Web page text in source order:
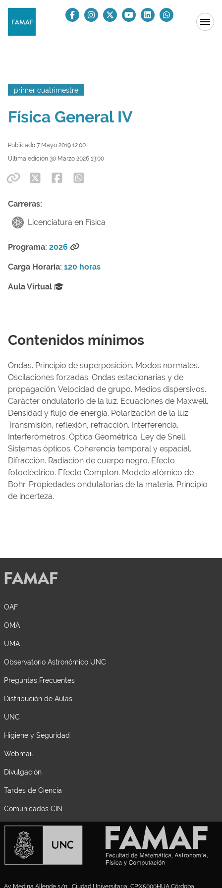
primer cuatrimestre
Física General IV
Publicado 7 Mayo 2019 12:00
Última edición 30 Marzo 2026 13:00
Carreras:
Licenciatura en Física
Programa: 2026
Carga Horaria: 120 horas
Aula Virtual
Contenidos mínimos
Ondas. Principio de superposición. Modos normales.
Oscilaciones forzadas. Ondas estacionarias y de
propagación. Velocidad de grupo. Medios dispersivos.
Carácter ondulatorio de la luz. Ecuaciones de Maxwell.
Densidad y flujo de energía. Polarización de la luz.
Transmisión, reflexión, refracción. Interferencia.
Interferómetros. Óptica Geométrica. Ley de Snell.
Sistemas ópticos. Coherencia temporal y espacial.
Difracción. Radiación de cuerpo negro. Efecto
fotoeléctrico. Efecto Compton. Modelo atómico de
Bohr. Propiedades ondulatorias de la materia. Principio
de incerteza.
OAF
OMA
UMA
Observatorio Astronómico UNC
Preguntas Frecuentes
Distribución de Aulas
UNC
Higiene y Seguridad
Webmail
Divulgación
Tardes de Ciencia
Comunicados CIN
Av. Medina Allende s/n , Ciudad Universitaria, CP:X5000HUA Córdoba,